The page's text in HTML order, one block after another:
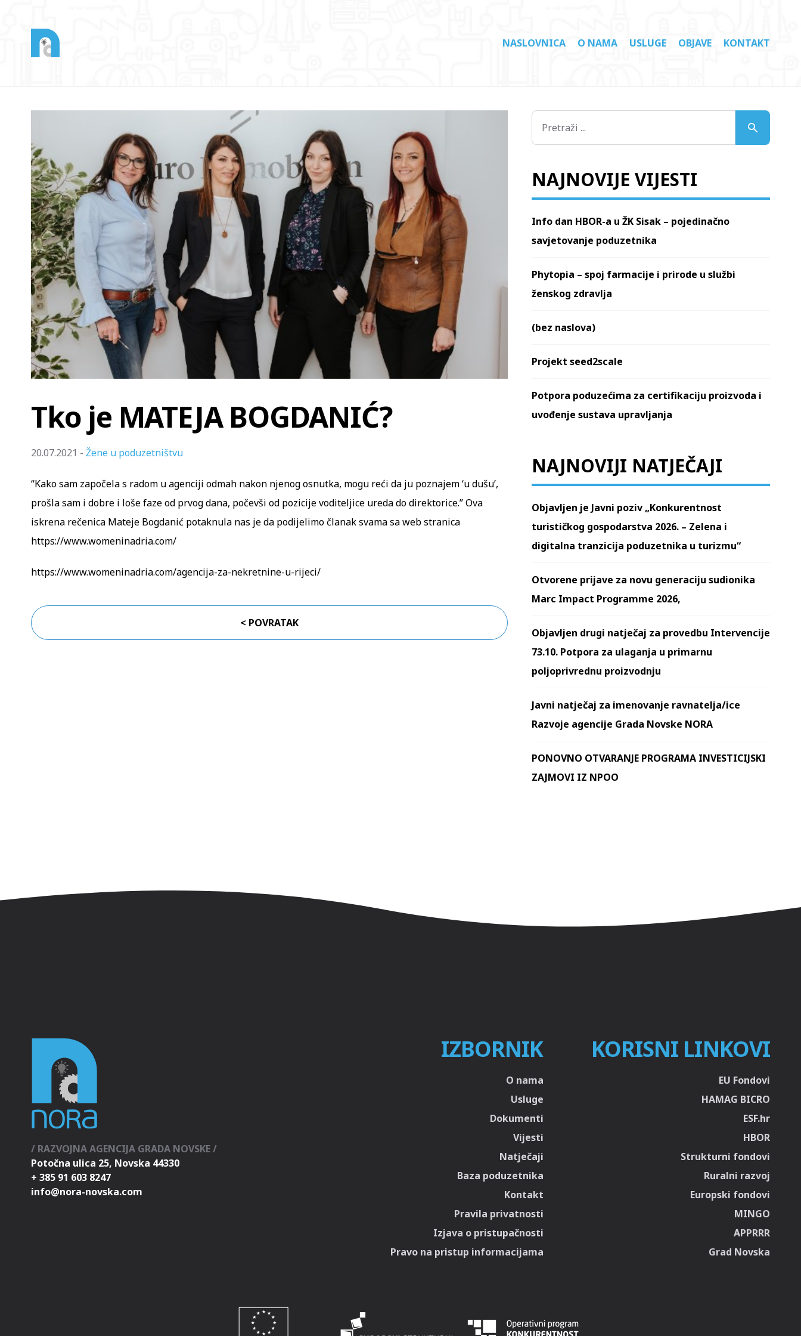
NASLOVNICA O NAMA USLUGE OBJAVE KONTAKT
Tko je MATEJA BOGDANIĆ?
20.07.2021 - Žene u poduzetništvu
“Kako sam započela s radom u agenciji odmah nakon njenog osnutka, mogu reći da ju poznajem ‘u dušu’,
prošla sam i dobre i loše faze od prvog dana, počevši od pozicije voditeljice ureda do direktorice.” Ova
iskrena rečenica Mateje Bogdanić potaknula nas je da podijelimo članak svama sa web stranica
https://www.womeninadria.com/
https://www.womeninadria.com/agencija-za-nekretnine-u-rijeci/
< POVRATAK
NAJNOVIJE VIJESTI
Info dan HBOR-a u ŽK Sisak – pojedinačno
savjetovanje poduzetnika
Phytopia – spoj farmacije i prirode u službi
ženskog zdravlja
(bez naslova)
Projekt seed2scale
Potpora poduzećima za certifikaciju proizvoda i
uvođenje sustava upravljanja
NAJNOVIJI NATJEČAJI
Objavljen je Javni poziv „Konkurentnost
turističkog gospodarstva 2026. – Zelena i
digitalna tranzicija poduzetnika u turizmu“
Otvorene prijave za novu generaciju sudionika
Marc Impact Programme 2026,
Objavljen drugi natječaj za provedbu Intervencije
73.10. Potpora za ulaganja u primarnu
poljoprivrednu proizvodnju
Javni natječaj za imenovanje ravnatelja/ice
Razvoje agencije Grada Novske NORA
PONOVNO OTVARANJE PROGRAMA INVESTICIJSKI
ZAJMOVI IZ NPOO
/ RAZVOJNA AGENCIJA GRADA NOVSKE /
Potočna ulica 25, Novska 44330
+ 385 91 603 8247
IZBORNIK
O nama
Usluge
Dokumenti
Vijesti
Natječaji
Baza poduzetnika
Kontakt
Pravila privatnosti
Izjava o pristupačnosti
Pravo na pristup informacijama
KORISNI LINKOVI
EU Fondovi
HAMAG BICRO
ESF.hr
HBOR
Strukturni fondovi
Ruralni razvoj
Europski fondovi
MINGO
APPRRR
Grad Novska